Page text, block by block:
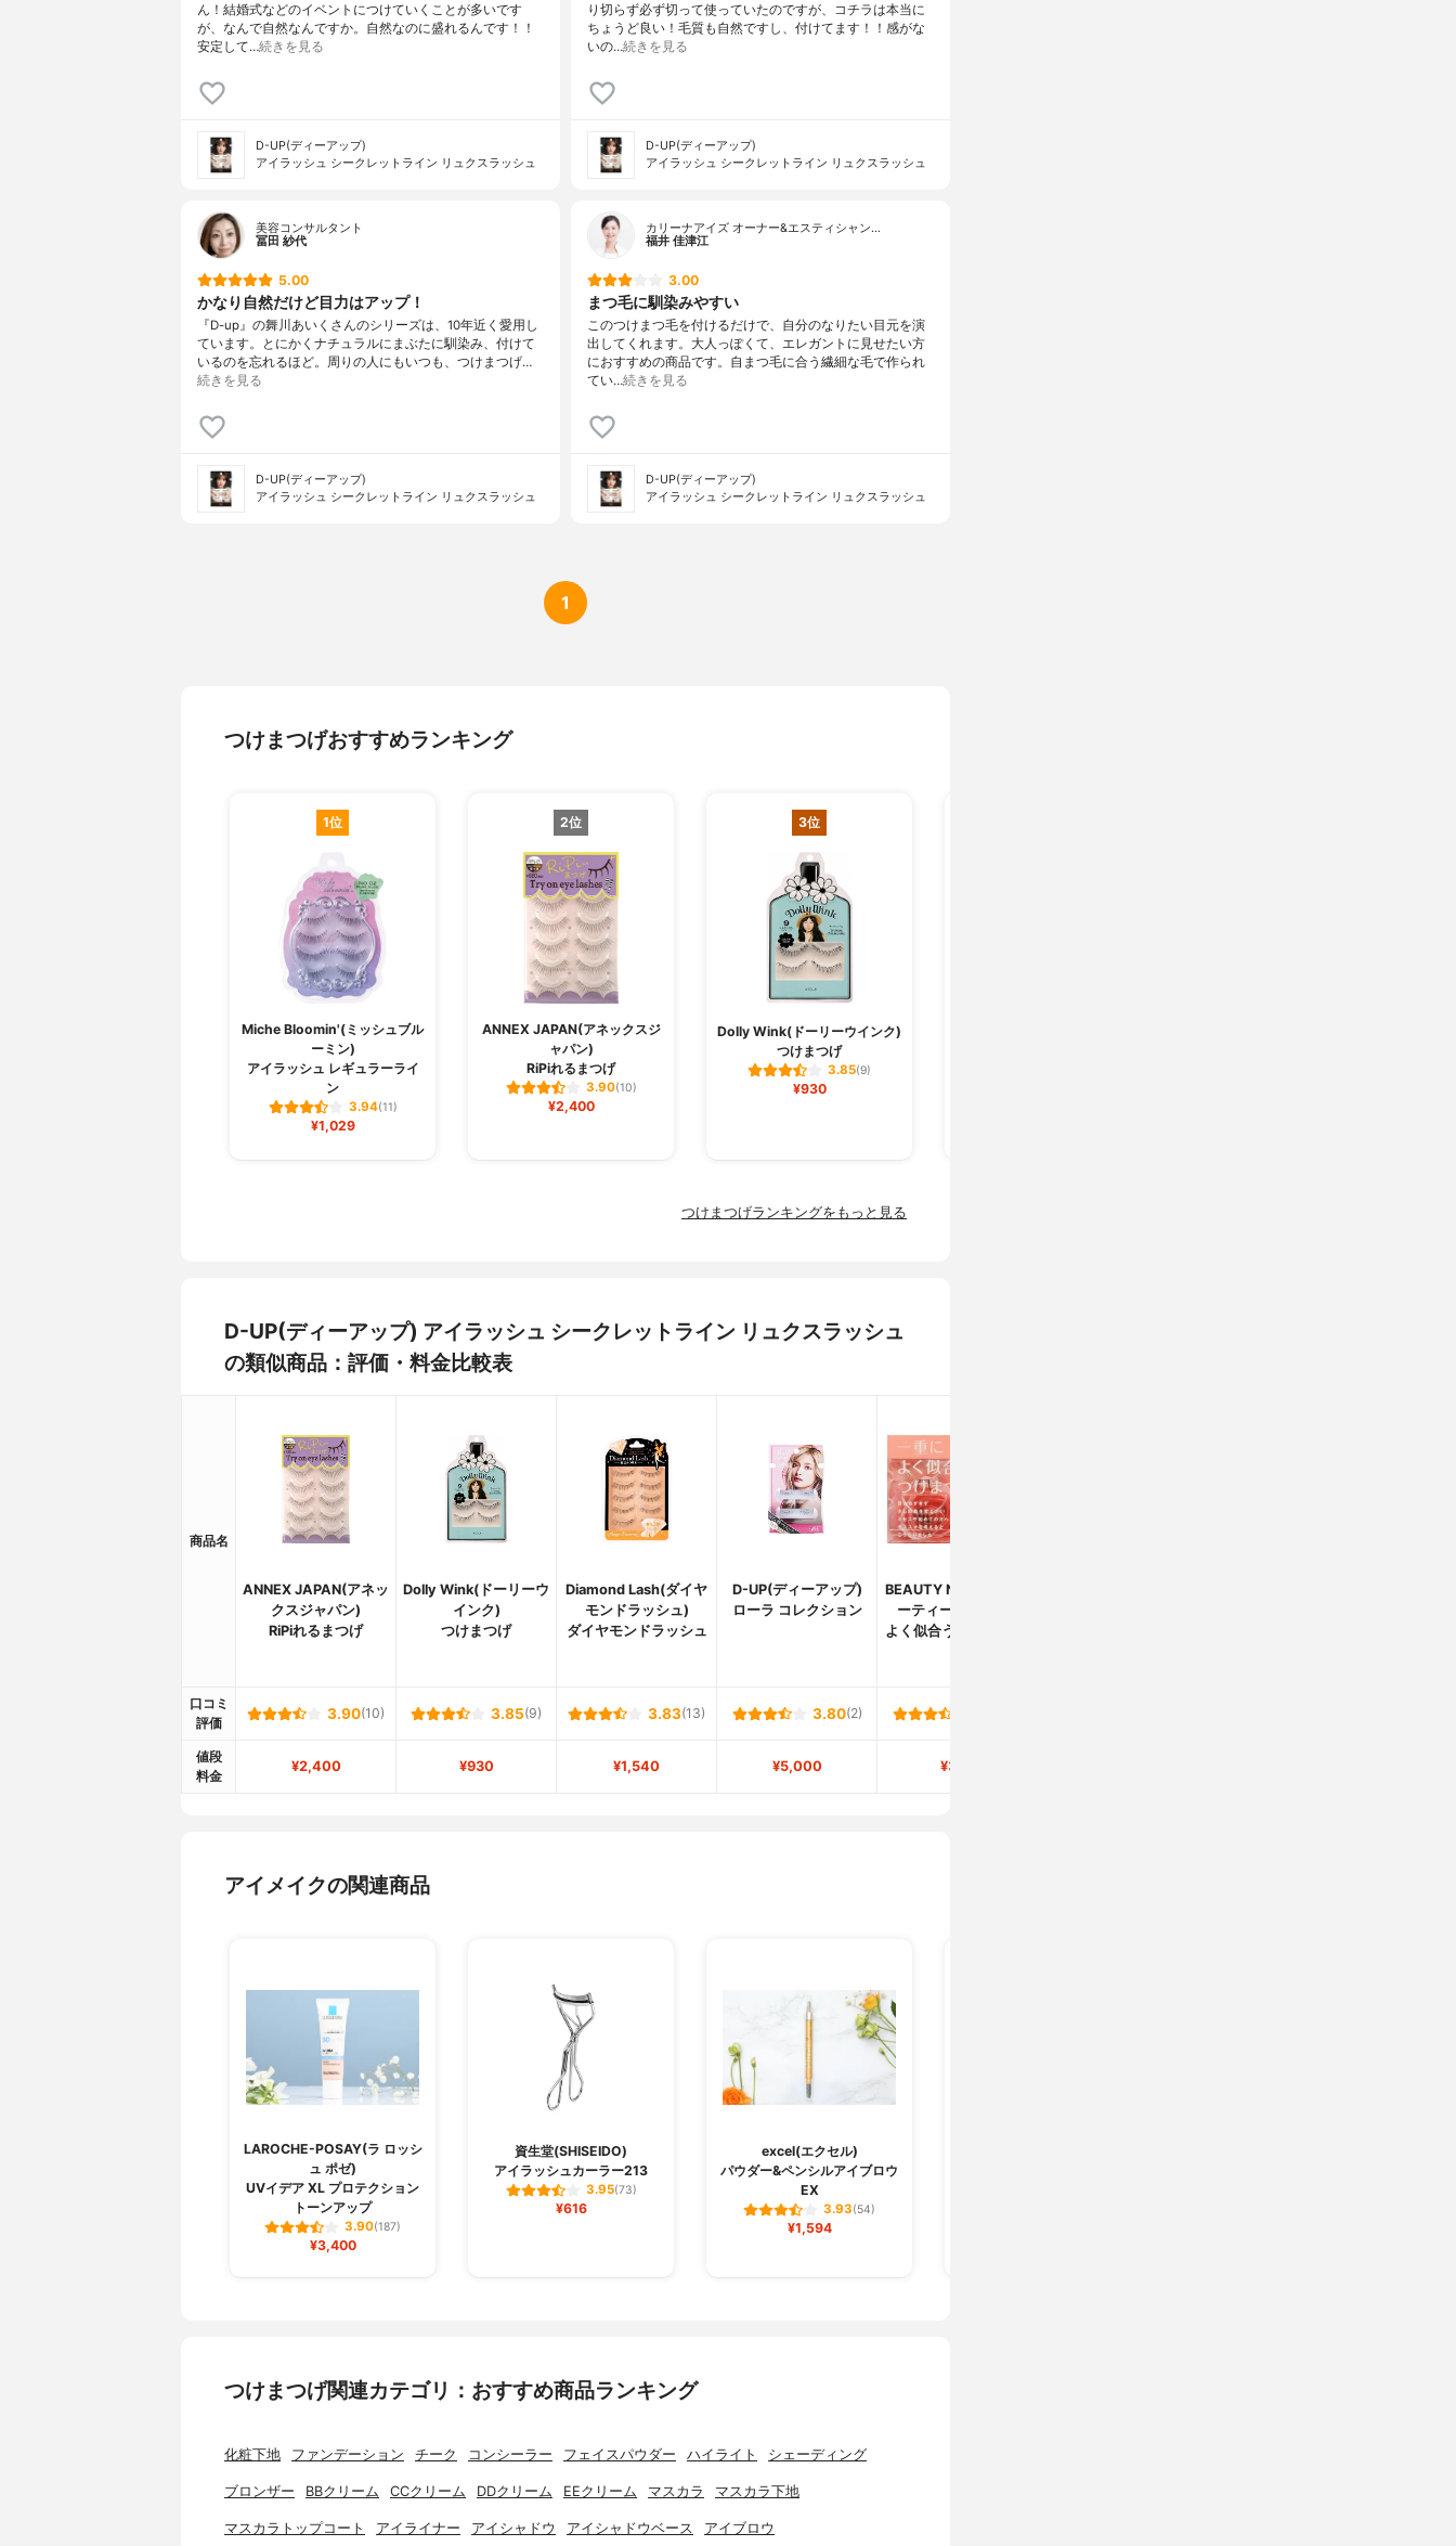
ん！結婚式などのイベントにつけていくことが多いです
が、なんで自然なんですか。自然なのに盛れるんです！！
安定して…続きを見る
D-UP(ディーアップ)
アイラッシュ シークレットライン リュクスラッシュ
り切らず必ず切って使っていたのですが、コチラは本当に
ちょうど良い！毛質も自然ですし、付けてます！！感がな
いの…続きを見る
D-UP(ディーアップ)
アイラッシュ シークレットライン リュクスラッシュ
美容コンサルタント
冨田 紗代
5.00
かなり自然だけど目力はアップ！
『D-up』の舞川あいくさんのシリーズは、10年近く愛用し
ています。とにかくナチュラルにまぶたに馴染み、付けて
いるのを忘れるほど。周りの人にもいつも、つけまつげ…
続きを見る
D-UP(ディーアップ)
アイラッシュ シークレットライン リュクスラッシュ
カリーナアイズ オーナー&エスティシャン…
福井 佳津江
3.00
まつ毛に馴染みやすい
このつけまつ毛を付けるだけで、自分のなりたい目元を演
出してくれます。大人っぽくて、エレガントに見せたい方
におすすめの商品です。自まつ毛に合う繊細な毛で作られ
てい…続きを見る
D-UP(ディーアップ)
アイラッシュ シークレットライン リュクスラッシュ
1
つけまつげおすすめランキング
1位
Miche Bloomin'(ミッシュブル
ーミン)
アイラッシュ レギュラーライ
ン
3.94(11)
¥1,029
2位
ANNEX JAPAN(アネックスジ
ャパン)
RiPiれるまつげ
3.90(10)
¥2,400
3位
Dolly Wink(ドーリーウインク)
つけまつげ
3.85(9)
¥930
つけまつげランキングをもっと見る
D-UP(ディーアップ) アイラッシュ シークレットライン リュクスラッシュ
の類似商品：評価・料金比較表
商品名
ANNEX JAPAN(アネッ
クスジャパン)
RiPiれるまつげ
Dolly Wink(ドーリーウ
インク)
つけまつげ
Diamond Lash(ダイヤ
モンドラッシュ)
ダイヤモンドラッシュ
D-UP(ディーアップ)
ローラ コレクション
BEAUTY NAILER(ビュ
ーティー ネイラー)
よく似合う つけまつ毛
口コミ
評価
3.90(10) 3.85(9) 3.83(13) 3.80(2)
値段
料金
¥2,400 ¥930 ¥1,540 ¥5,000 ¥385
アイメイクの関連商品
LAROCHE-POSAY(ラ ロッシ
ュ ポゼ)
UVイデア XL プロテクション
トーンアップ
3.90(187)
¥3,400
資生堂(SHISEIDO)
アイラッシュカーラー213
3.95(73)
¥616
excel(エクセル)
パウダー&ペンシルアイブロウ
EX
3.93(54)
¥1,594
つけまつげ関連カテゴリ：おすすめ商品ランキング
化粧下地 ファンデーション チーク コンシーラー フェイスパウダー ハイライト シェーディング
ブロンザー BBクリーム CCクリーム DDクリーム EEクリーム マスカラ マスカラ下地
マスカラトップコート アイライナー アイシャドウ アイシャドウベース アイブロウ